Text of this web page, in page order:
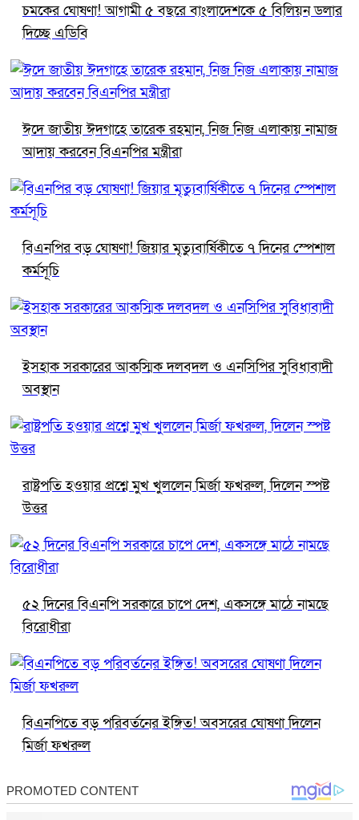
চমকের ঘোষণা! আগামী ৫ বছরে বাংলাদেশকে ৫ বিলিয়ন ডলার
দিচ্ছে এডিবি
ঈদে জাতীয় ঈদগাহে তারেক রহমান, নিজ নিজ এলাকায় নামাজ
আদায় করবেন বিএনপির মন্ত্রীরা
বিএনপির বড় ঘোষণা! জিয়ার মৃত্যুবার্ষিকীতে ৭ দিনের স্পেশাল
কর্মসূচি
ইসহাক সরকারের আকস্মিক দলবদল ও এনসিপির সুবিধাবাদী
অবস্থান
রাষ্ট্রপতি হওয়ার প্রশ্নে মুখ খুললেন মির্জা ফখরুল, দিলেন স্পষ্ট
উত্তর
৫২ দিনের বিএনপি সরকারে চাপে দেশ, একসঙ্গে মাঠে নামছে
বিরোধীরা
বিএনপিতে বড় পরিবর্তনের ইঙ্গিত! অবসরের ঘোষণা দিলেন
মির্জা ফখরুল